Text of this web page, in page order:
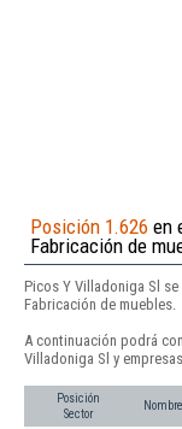
Posición 1.626 en
Fabricación de
Picos Y Villadoniga Sl
Fabricación de muebles.
A continuación podrá
Villadoniga Sl y
Posición
Sector